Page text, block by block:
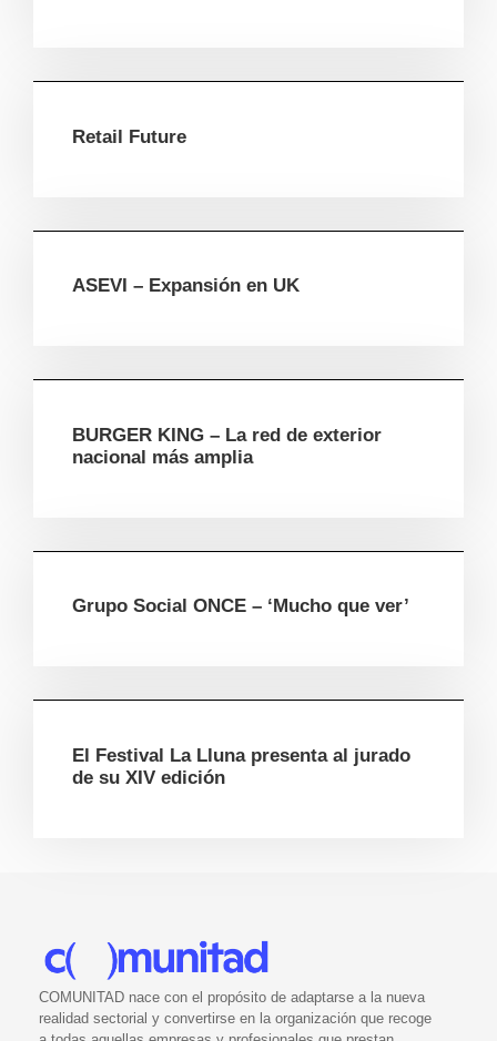
Retail Future
ASEVI – Expansión en UK
BURGER KING – La red de exterior
nacional más amplia
Grupo Social ONCE – ‘Mucho que ver’
El Festival La Lluna presenta al jurado
de su XIV edición
COMUNITAD nace con el propósito de adaptarse a la nueva
realidad sectorial y convertirse en la organización que recoge